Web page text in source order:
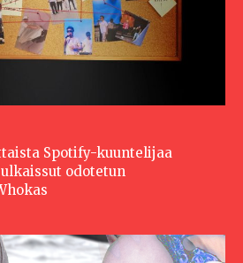
Spotify-kuuntelijaa
odotetun